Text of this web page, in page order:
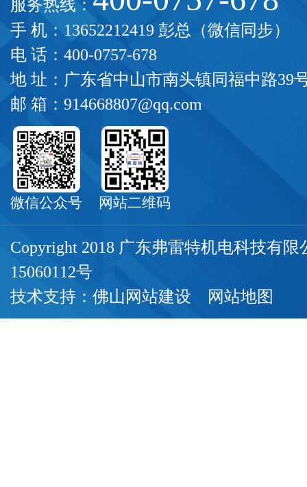
服务热线：
手 机：13652212419 彭总（微信同步）
电 话：400-0757-678
地 址：广东省中山市南头镇同福中路39
邮 箱：914668807@qq.com
微信公众号 网站二维码
Copyright 2018 广东弗雷特机电科技有
15060112号
技术支持： 佛山网站建设 网站地图